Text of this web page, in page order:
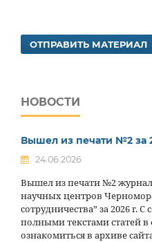
ОТПРАВИТЬ МАТЕРИАЛ
НОВОСТИ
Вышел из печати №2 за
24.06.2026
Вышел из печати №2
научных центров
сотрудничества” за 2026 г.
полными текстами статей
ознакомиться в архиве